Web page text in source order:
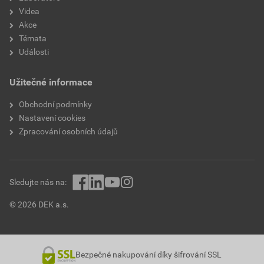
Videa
Akce
Témata
Události
Užitečné informace
Obchodní podmínky
Nastavení cookies
Zpracování osobních údajů
© 2026 DEK a.s.
Sledujte nás na:
Bezpečné nakupování díky šifrování SSL